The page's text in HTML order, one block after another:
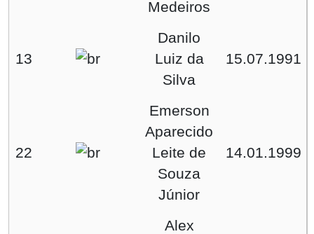
Medeiros
13
Danilo
Luiz da
Silva
15.07.1991
22
Emerson
Aparecido
Leite de
Souza
Júnior
14.01.1999
Alex